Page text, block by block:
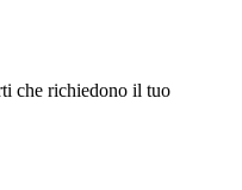
che richiedono il tuo